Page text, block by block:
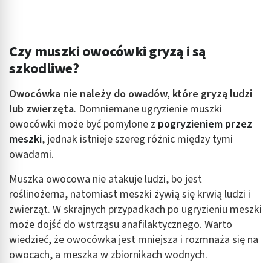
Czy muszki owocówki gryzą i są
szkodliwe?
Owocówka nie należy do owadów, które gryzą ludzi
lub zwierzęta. Domniemane ugryzienie muszki
owocówki może być pomylone z pogryzieniem przez
meszki, jednak istnieje szereg różnic między tymi
owadami.
Muszka owocowa nie atakuje ludzi, bo jest
roślinożerna, natomiast meszki żywią się krwią ludzi i
zwierząt. W skrajnych przypadkach po ugryzieniu meszki
może dojść do wstrząsu anafilaktycznego. Warto
wiedzieć, że owocówka jest mniejsza i rozmnaża się na
owocach, a meszka w zbiornikach wodnych.